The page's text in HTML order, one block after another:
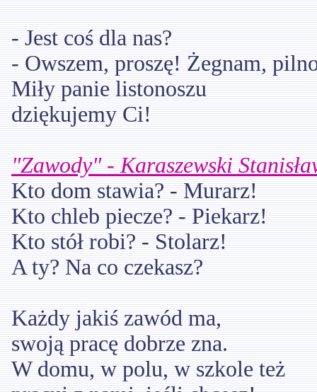
- Jest coś dla nas?
- Owszem, proszę! Żegnam,
Miły panie listonoszu
dziękujemy Ci!
"Zawody" - Karaszewski
Kto dom stawia? - Murarz!
Kto chleb piecze? - Piekarz!
Kto stół robi? - Stolarz!
A ty? Na co czekasz?
Każdy jakiś zawód ma,
swoją pracę dobrze zna.
W domu, w polu, w szkole też